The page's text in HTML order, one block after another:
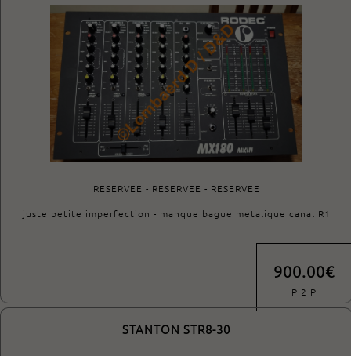
RESERVEE - RESERVEE - RESERVEE
juste petite imperfection - manque bague metalique canal R1
900.00€
P 2 P
STANTON STR8-30